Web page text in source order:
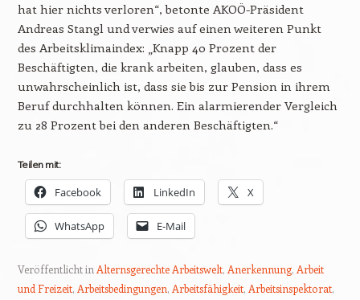
hat hier nichts verloren“, betonte AKOÖ-Präsident
Andreas Stangl und verwies auf einen weiteren Punkt
des Arbeitsklimaindex: „Knapp 40 Prozent der
Beschäftigten, die krank arbeiten, glauben, dass es
unwahrscheinlich ist, dass sie bis zur Pension in ihrem
Beruf durchhalten können. Ein alarmierender Vergleich
zu 28 Prozent bei den anderen Beschäftigten.“
Teilen mit:
Facebook LinkedIn X
WhatsApp E-Mail
Veröffentlicht in Alternsgerechte Arbeitswelt, Anerkennung, Arbeit
und Freizeit, Arbeitsbedingungen, Arbeitsfähigkeit, Arbeitsinspektorat,